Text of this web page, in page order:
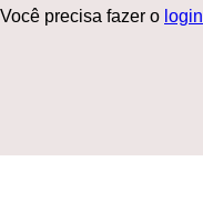
Você precisa fazer o login